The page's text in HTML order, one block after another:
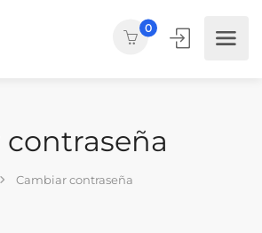
0
Cambiar contraseña